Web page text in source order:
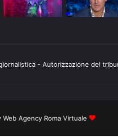
- Autorizzazione del
Web Agency Roma Virtuale